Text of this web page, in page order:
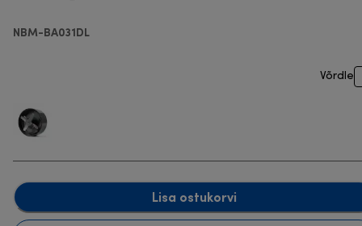
NBM-BA031DL
Võrdle
Lisa ostukorvi